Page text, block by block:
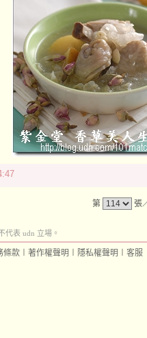
第 張
代表 udn 立場。
條款 著作權聲明 隱私權聲明 客服